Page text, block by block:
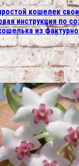
кошелек
инструкция по
из